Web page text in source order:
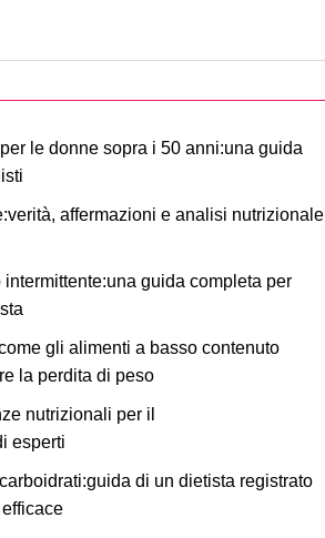
le donne sopra i 50 anni:una guida
affermazioni e analisi nutrizionale
guida completa per
gli alimenti a basso contenuto
la perdita di peso
nutrizionali per il
esperti
di un dietista registrato